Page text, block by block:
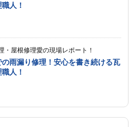
人！
・屋根修理愛の現場レポート！
の雨漏り修理！安心を書き続ける瓦
人！